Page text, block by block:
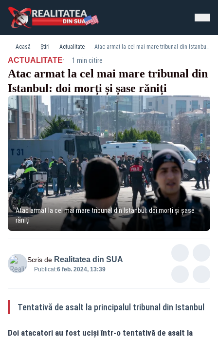
Acasă Știri Actualitate Atac armat la cel mai mare tribunal din Istanbul: doi morți și șase răniți
ACTUALITATE· 1 min citire
Atac armat la cel mai mare tribunal din
Istanbul: doi morți și șase răniți
Atac armat la cel mai mare tribunal din Istanbul: doi morți și șase
răniți
Scris de Realitatea din SUA
Publicat:6 feb. 2024, 13:39
Tentativă de asalt la principalul tribunal din Istanbul
Doi atacatori au fost uciși într-o tentativă de asalt la